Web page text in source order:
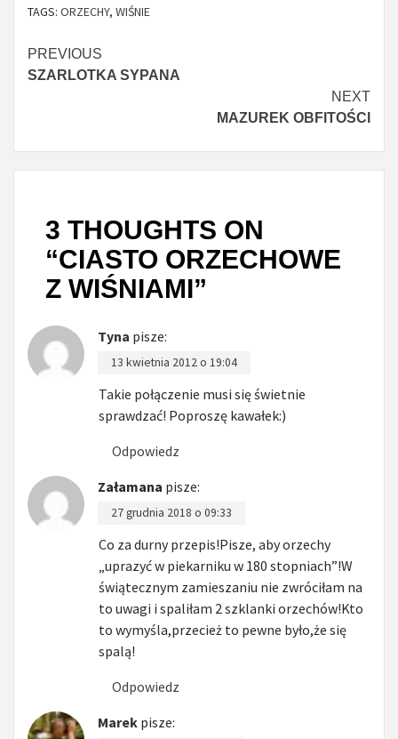
TAGS: ORZECHY, WIŚNIE
Continue
Reading
PREVIOUS
SZARLOTKA SYPANA
NEXT
MAZUREK OBFITOŚCI
3 THOUGHTS ON
“CIASTO ORZECHOWE
Z WIŚNIAMI”
Tyna pisze:
13 kwietnia 2012 o 19:04
Takie połączenie musi się świetnie
sprawdzać! Poproszę kawałek:)
Odpowiedz
Załamana pisze:
27 grudnia 2018 o 09:33
Co za durny przepis!Pisze, aby orzechy
„uprazyć w piekarniku w 180 stopniach”!W
świątecznym zamieszaniu nie zwróciłam na
to uwagi i spaliłam 2 szklanki orzechów!Kto
to wymyśla,przecież to pewne było,że się
spalą!
Odpowiedz
Marek pisze: